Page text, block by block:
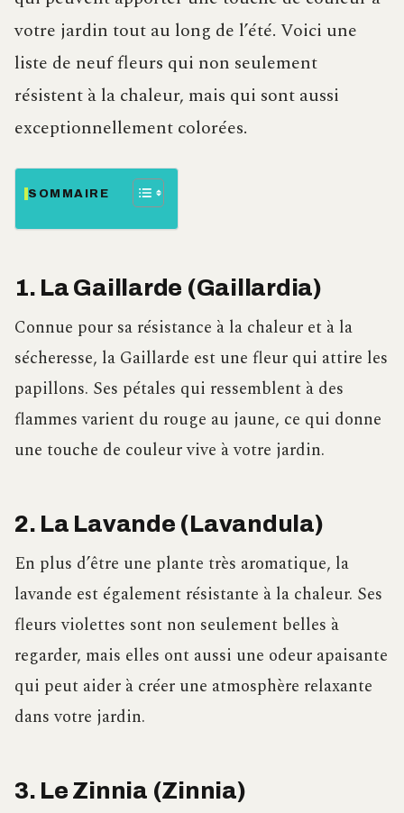
votre jardin tout au long de l’été. Voici une
liste de neuf fleurs qui non seulement
résistent à la chaleur, mais qui sont aussi
exceptionnellement colorées.
SOMMAIRE
1. La Gaillarde (Gaillardia)
Connue pour sa résistance à la chaleur et à la
sécheresse, la Gaillarde est une fleur qui attire les
papillons. Ses pétales qui ressemblent à des
flammes varient du rouge au jaune, ce qui donne
une touche de couleur vive à votre jardin.
2. La Lavande (Lavandula)
En plus d’être une plante très aromatique, la
lavande est également résistante à la chaleur. Ses
fleurs violettes sont non seulement belles à
regarder, mais elles ont aussi une odeur apaisante
qui peut aider à créer une atmosphère relaxante
dans votre jardin.
3. Le Zinnia (Zinnia)